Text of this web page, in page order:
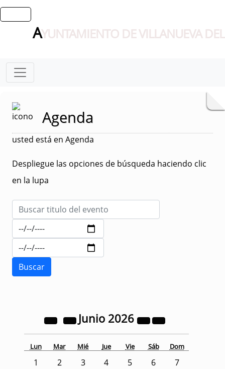
AYUNTAMIENTO DE VILLANUEVA
Agenda
usted está en Agenda
Despliegue las opciones de búsqueda haciendo clic
en la lupa
Junio 2026
Lun Mar Mié Jue Vie Sáb Dom
1 2 3 4 5 6
7